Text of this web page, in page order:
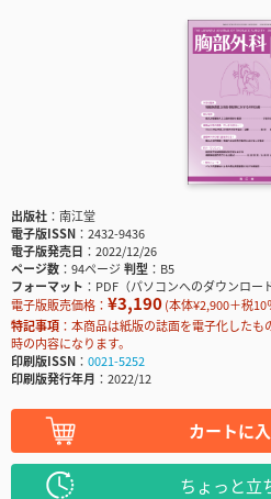
出版社
南江堂
電子版ISSN
2432-9436
電子版発売日
2022/12/26
ページ数
94ページ判型
B5
フォーマット
PDF（パソコンへのダウンロー
電子版販売価格： ¥3,190(本体¥2,900＋税10
特記事項
本商品は紙版の誌面を電子化した
時の内容になります。
印刷版ISSN
0021-5252
印刷版発行年月
2022/12
カートに
ちょっと立